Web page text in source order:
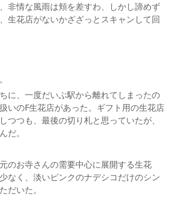
非情な風雨は頬を差すわ、しかし諦めず
生花店がないかざざっとスキャンして回
に、一度だいぶ駅から離れてしまったの
いのF生花店があった。ギフト用の生花店
つつも、最後の切り札と思っていたが、
だ。
のお寺さんの需要中心に展開する生花
なく、淡いピンクのナデシコだけのシン
だいた。